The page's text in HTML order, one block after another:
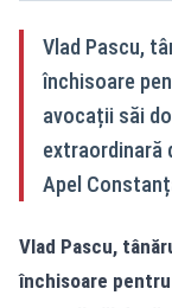
Vlad Pascu,
închisoare
avocații săi
extraordinară
Apel
Vlad Pascu,
închisoare